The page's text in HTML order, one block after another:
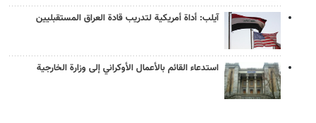
آيلب: أداة أمريكية لتدريب قادة العراق المستقبليين
استدعاء القائم بالأعمال الأوكراني إلى وزارة الخارجية